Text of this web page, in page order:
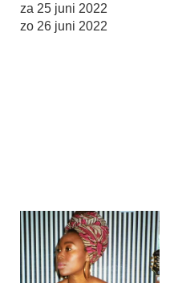
za 25 juni 2022
zo 26 juni 2022